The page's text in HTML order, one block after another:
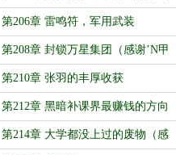
第206章 雷鸣符，军用武装
第208章 封锁万星集团（感谢’N甲
基_1苯基丙_2胺’打赏盟主）
第210章 张羽的丰厚收获
第212章 黑暗补课界最赚钱的方向
第214章 大学都没上过的废物（感